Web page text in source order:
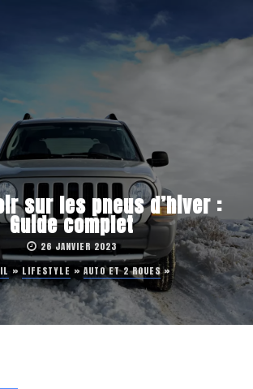
sur les pneus d’hiver :
Guide complet
26 JANVIER 2023
» LIFESTYLE » AUTO ET 2 ROUES»